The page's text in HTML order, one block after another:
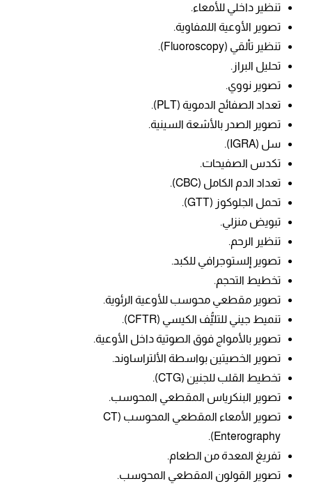
تنظير داخلي للأمعاء.
تصوير الأوعية اللمفاوية.
تنظير تألقي (Fluoroscopy).
تحليل البراز.
تصوير نووي.
تعداد الصفائح الدموية (PLT).
تصوير الصدر بالأشعة السينية.
سل (IGRA).
تكدس الصفيحات.
تعداد الدم الكامل (CBC).
تحمل الجلوكوز (GTT).
تبويض منزلي.
تنظير الرحم.
تصوير إلستوجرافي للكبد.
تخطيط التحجم.
تصوير مقطعي محوسب للأوعية الرئوية.
تنميط جيني للتليُّف الكيسي (CFTR).
تصوير بالأمواج فوق الصوتية داخل الأوعية.
تصوير الخصيتين بواسطة الألتراساوند.
تخطيط القلب للجنين (CTG).
تصوير البنكرياس المقطعي المحوسب.
تصوير الأمعاء المقطعي المحوسب (CT
Enterography).
تفريغ المعدة من الطعام.
تصوير القولون المقطعي المحوسب.